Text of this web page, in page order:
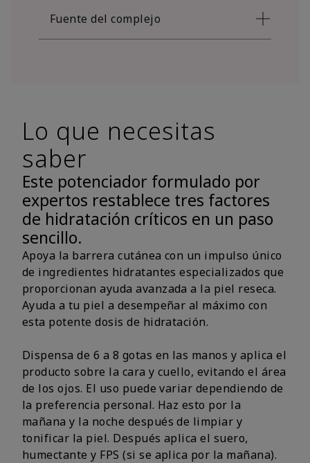
Fuente del complejo
Lo que necesitas
saber
Este potenciador formulado por
expertos restablece tres factores
de hidratación críticos en un paso
sencillo.
Apoya la barrera cutánea con un impulso único
de ingredientes hidratantes especializados que
proporcionan ayuda avanzada a la piel reseca.
Ayuda a tu piel a desempeñar al máximo con
esta potente dosis de hidratación.
Dispensa de 6 a 8 gotas en las manos y aplica el
producto sobre la cara y cuello, evitando el área
de los ojos. El uso puede variar dependiendo de
la preferencia personal. Haz esto por la
mañana y la noche después de limpiar y
tonificar la piel. Después aplica el suero,
humectante y FPS (si se aplica por la mañana).